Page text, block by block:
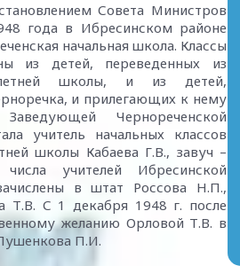
Совета Министров
года в Ибресинском районе
начальная школа. Классы
из детей, переведенных из
школы, и из детей,
и прилегающих к нему
Чернореченской
учитель начальных классов
школы Кабаева Г.В., завуч –
учителей Ибресинской
в штат Россова Н.П.,
Т.В. С 1 декабря 1948 г. после
желанию Орловой Т.В. в
П.И.